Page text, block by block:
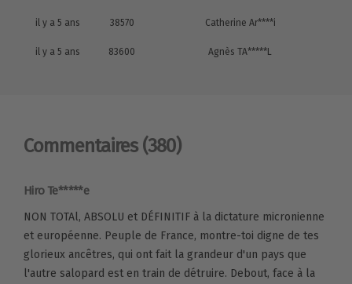
il y a 5 ans 38570 Catherine Ar****i
il y a 5 ans 83600 Agnès TA*****L
Commentaires (380)
Hiro Te*****e
NON TOTAl, ABSOLU et DÉFINITIF à la dictature micronienne
et européenne. Peuple de France, montre-toi digne de tes
glorieux ancêtres, qui ont fait la grandeur d'un pays que
l'autre salopard est en train de détruire. Debout, face à la